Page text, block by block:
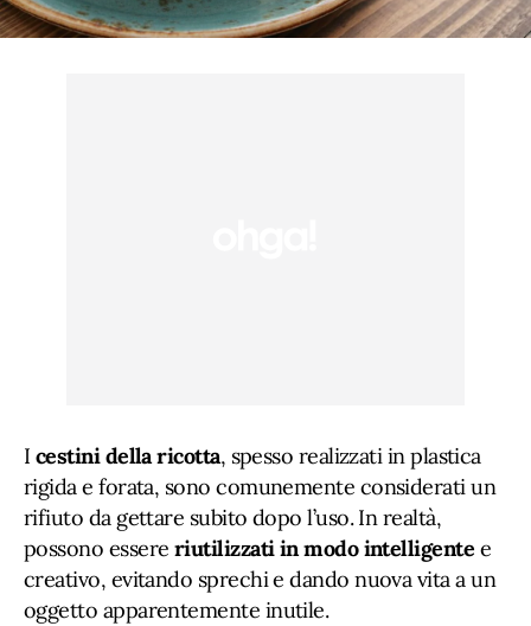
I cestini della ricotta, spesso realizzati in plastica
rigida e forata, sono comunemente considerati un
rifiuto da gettare subito dopo l’uso. In realtà,
possono essere riutilizzati in modo intelligente e
creativo, evitando sprechi e dando nuova vita a un
oggetto apparentemente inutile.